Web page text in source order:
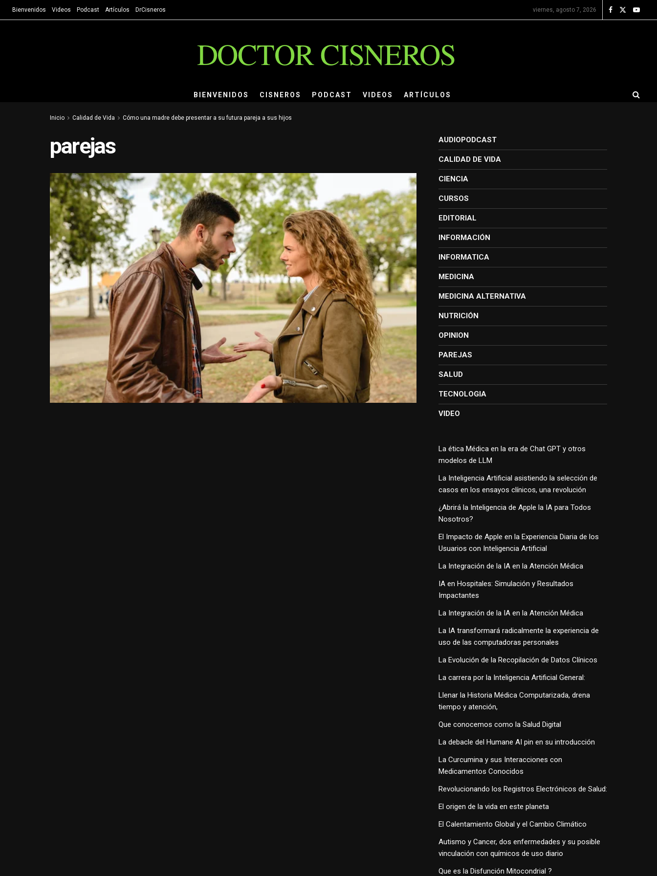
Bienvenidos Videos Podcast Artículos DrCisneros viernes, agosto 7, 2026
DOCTOR CISNEROS
BIENVENIDOS CISNEROS PODCAST VIDEOS ARTÍCULOS
Inicio Calidad de Vida Cómo una madre debe presentar a su futura pareja a sus hijos
parejas AUDIOPODCAST
CALIDAD DE VIDA
CIENCIA
CURSOS
EDITORIAL
INFORMACIÓN
INFORMATICA
MEDICINA
MEDICINA ALTERNATIVA
NUTRICIÓN
OPINION
PAREJAS
SALUD
TECNOLOGIA
VIDEO
La ética Médica en la era de Chat GPT y otros
modelos de LLM
La Inteligencia Artificial asistiendo la selección de
casos en los ensayos clínicos, una revolución
¿Abrirá la Inteligencia de Apple la IA para Todos
Nosotros?
El Impacto de Apple en la Experiencia Diaria de los
Usuarios con Inteligencia Artificial
La Integración de la IA en la Atención Médica
IA en Hospitales: Simulación y Resultados
Impactantes
La Integración de la IA en la Atención Médica
La IA transformará radicalmente la experiencia de
uso de las computadoras personales
La Evolución de la Recopilación de Datos Clínicos
La carrera por la Inteligencia Artificial General:
Llenar la Historia Médica Computarizada, drena
tiempo y atención,
Que conocemos como la Salud Digital
La debacle del Humane AI pin en su introducción
La Curcumina y sus Interacciones con
Medicamentos Conocidos
Revolucionando los Registros Electrónicos de Salud:
El origen de la vida en este planeta
El Calentamiento Global y el Cambio Climático
Autismo y Cancer, dos enfermedades y su posible
vinculación con químicos de uso diario
Que es la Disfunción Mitocondrial ?